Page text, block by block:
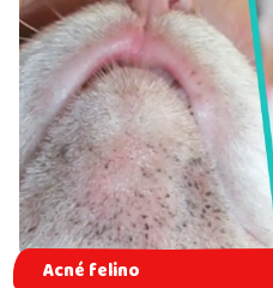
Acné felino